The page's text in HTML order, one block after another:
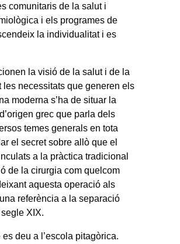
comunitaris de la salut i
i els programes de
la individualitat i es
la visió de la salut i de la
les necessitats que generen els
moderna s’ha de situar la
grec que parla dels
temes generals en tota
el secret sobre allò que el
a la pràctica tradicional
de la cirurgia com quelcom
aquesta operació als
referència a la separació
XIX.
deu a l’escola pitagòrica.